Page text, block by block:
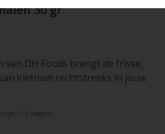
30 gr
van DH Foods brengt de frisse,
Vietnam rechtstreeks in jouw
- 2 dagen)